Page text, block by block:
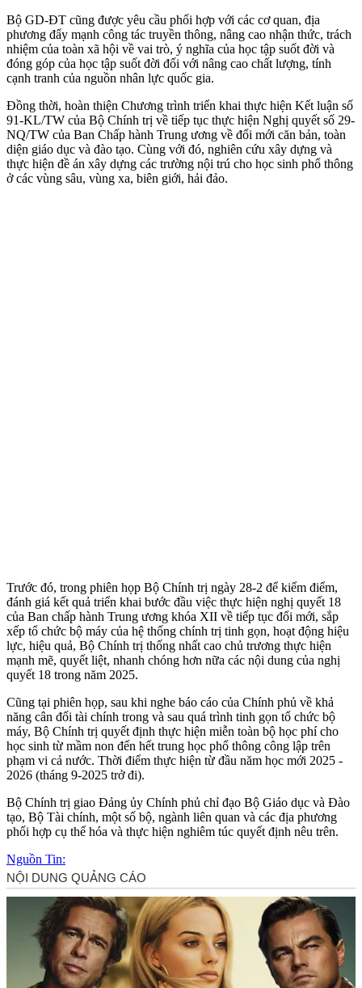
Bộ GD-ĐT cũng được yêu cầu phối hợp với các cơ quan, địa
phương đẩy mạnh công tác truyền thông, nâng cao nhận thức, trách
nhiệm của toàn xã hội về vai trò, ý nghĩa của học tập suốt đời và
đóng góp của học tập suốt đời đối với nâng cao chất lượng, tính
cạnh tranh của nguồn nhân lực quốc gia.
Đồng thời, hoàn thiện Chương trình triển khai thực hiện Kết luận số
91-KL/TW của Bộ Chính trị về tiếp tục thực hiện Nghị quyết số 29-
NQ/TW của Ban Chấp hành Trung ương về đổi mới căn bản, toàn
diện giáo dục và đào tạo. Cùng với đó, nghiên cứu xây dựng và
thực hiện đề án xây dựng các trường nội trú cho học sinh phổ thông
ở các vùng sâu, vùng xa, biên giới, hải đảo.
Trước đó, trong phiên họp Bộ Chính trị ngày 28-2 để kiểm điểm,
đánh giá kết quả triển khai bước đầu việc thực hiện nghị quyết 18
của Ban chấp hành Trung ương khóa XII về tiếp tục đổi mới, sắp
xếp tổ chức bộ máy của hệ thống chính trị tinh gọn, hoạt động hiệu
lực, hiệu quả, Bộ Chính trị thống nhất cao chủ trương thực hiện
mạnh mẽ, quyết liệt, nhanh chóng hơn nữa các nội dung của nghị
quyết 18 trong năm 2025.
Cũng tại phiên họp, sau khi nghe báo cáo của Chính phủ về khả
năng cân đối tài chính trong và sau quá trình tinh gọn tổ chức bộ
máy, Bộ Chính trị quyết định thực hiện miễn toàn bộ học phí cho
học sinh từ mầm non đến hết trung học phổ thông công lập trên
phạm vi cả nước. Thời điểm thực hiện từ đầu năm học mới 2025 -
2026 (tháng 9-2025 trở đi).
Bộ Chính trị giao Đảng ủy Chính phủ chỉ đạo Bộ Giáo dục và Đào
tạo, Bộ Tài chính, một số bộ, ngành liên quan và các địa phương
phối hợp cụ thể hóa và thực hiện nghiêm túc quyết định nêu trên.
Nguồn Tin: